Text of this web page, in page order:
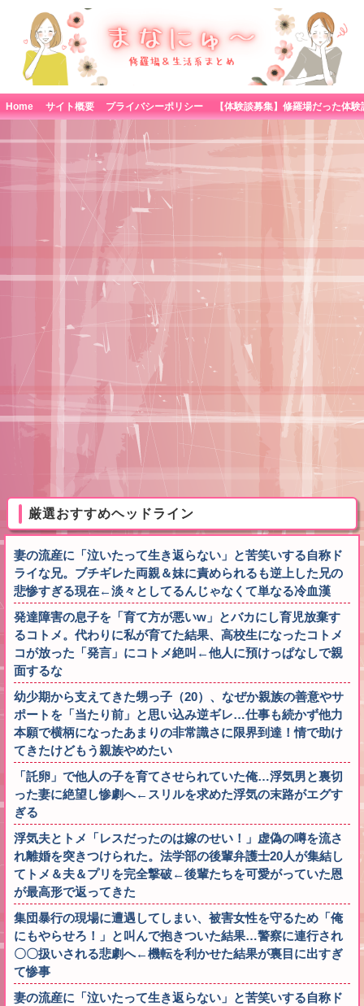
Home サイト概要 プライバシーポリシー
厳選おすすめヘッドライン
妻の流産に「泣いたって生き返らない」と苦笑いする自称ド
ライな兄。ブチギレた両親＆妹に責められるも逆上した兄の
悲惨すぎる現在←淡々としてるんじゃなくて単なる冷血漢
発達障害の息子を「育て方が悪いw」とバカにし育児放棄す
るコトメ。代わりに私が育てた結果、高校生になったコトメ
コが放った「発言」にコトメ絶叫←他人に預けっぱなしで親
面するな
幼少期から支えてきた甥っ子（20）、なぜか親族の善意やサ
ポートを「当たり前」と思い込み逆ギレ…仕事も続かず他力
本願で横柄になったあまりの非常識さに限界到達！情で助け
てきたけどもう親族やめたい
「託卵」で他人の子を育てさせられていた俺…浮気男と裏切
った妻に絶望し惨劇へ←スリルを求めた浮気の末路がエグす
ぎる
浮気夫とトメ「レスだったのは嫁のせい！」虚偽の噂を流さ
れ離婚を突きつけられた。法学部の後輩弁護士20人が集結し
てトメ＆夫＆プリを完全撃破←後輩たちを可愛がっていた恩
が最高形で返ってきた
集団暴行の現場に遭遇してしまい、被害女性を守るため「俺
にもやらせろ！」と叫んで抱きついた結果…警察に連行され
〇〇扱いされる悲劇へ←機転を利かせた結果が裏目に出すぎ
て惨事
妻の流産に「泣いたって生き返らない」と苦笑いする自称ド